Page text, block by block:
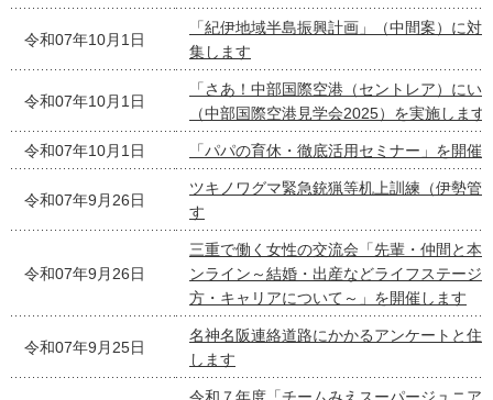
令和07年10月1日
「紀伊地域半島振興計画」（中間案）に対
集します
令和07年10月1日
「さあ！中部国際空港（セントレア）にい
（中部国際空港見学会2025）を実施します
令和07年10月1日 「パパの育休・徹底活用セミナー」を開催
令和07年9月26日
ツキノワグマ緊急銃猟等机上訓練（伊勢管
す
令和07年9月26日
三重で働く女性の交流会「先輩・仲間と本
ンライン～結婚・出産などライフステージ
方・キャリアについて～」を開催します
令和07年9月25日
名神名阪連絡道路にかかるアンケートと住
します